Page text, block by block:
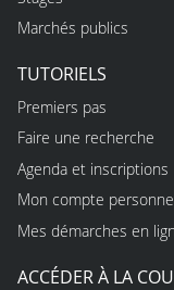
Marchés publics
TUTORIELS
Premiers pas
Faire une recherche
Agenda et inscriptions
Mon compte
Mes démarches en
ACCÉDER À LA